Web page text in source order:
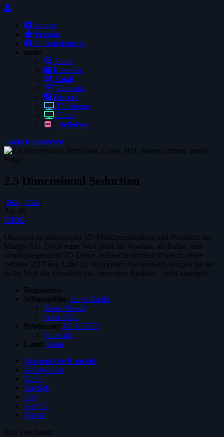
Animes
Populär
So funktioniert's
mehr
Suche
Kalender
Zufall
Domains
Discord
TV-Serien
Filmo
HelloPorn
Login Registrieren
2.5 Dimensional Seduction
(2024 - 2024)
Ab: 16
IMDB
Okumura ist überzeugter 3D-Mädchenskeptiker und Präsident der
Manga-AG. Doch seine Welt gerät ins Wanken, als Ririsa, eine
cosplaybegeisterte 3D-Dame, auftaucht mit dem Wunsch, seine
geliebte 2D-Figur Liliel zu verkörpern. Gemeinsam tauchen sie tief
in die Welt des Cosplays ein, verweben Realität…mehr anzeigen
Regisseure:
Schauspieler:Junya Enoki
Kaori Maeda
Akari Kito
Produzent:J.C.STAFF
Shueisha
Land:Japan
Romantische Komödie
Alltagsleben
Ecchi
EngSub
Ger
GerSub
Harem
Jetzt anschauen